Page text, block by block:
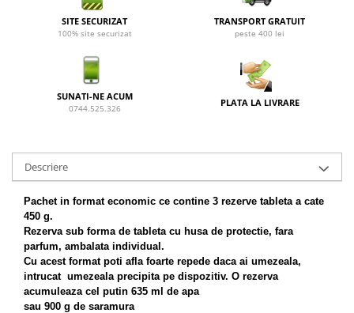
SITE SECURIZAT
100% site securizat
TRANSPORT GRATUIT
peste 400 lei
SUNATI-NE ACUM
0744.525.326
PLATA LA LIVRARE
Descriere
Pachet in format economic ce contine 3 rezerve tableta a cate
450 g.
Rezerva sub forma de tableta cu husa de protectie, fara
parfum, ambalata individual.
Cu acest format poti afla foarte repede daca ai umezeala,
intrucat umezeala precipita pe dispozitiv. O rezerva
acumuleaza cel putin 635 ml de apa
sau 900 g de saramura